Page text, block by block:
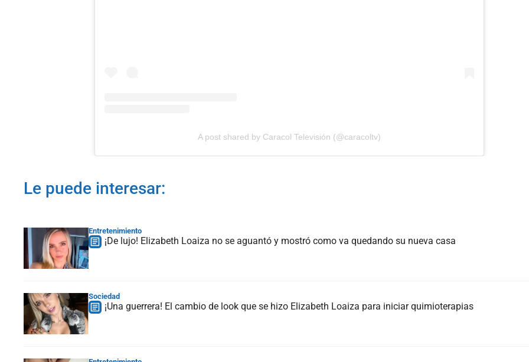
A post shared by Caracol Televisión (@caracoltv)
Le puede interesar:
Entretenimiento
¡De lujo! Elizabeth Loaiza no se aguantó y mostró como va quedando su nueva casa
Sociedad
¡Una guerrera! El cambio de look que se hizo Elizabeth Loaiza para iniciar quimioterapias